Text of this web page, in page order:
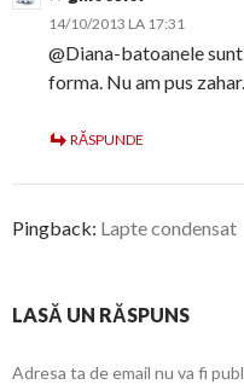
14/10/2013 LA 17:31
@Diana-batoanele
forma. Nu am pus
RĂSPUNDE
Pingback: Lapte condensat
LASĂ UN RĂSPUNS
Adresa ta de email nu va fi